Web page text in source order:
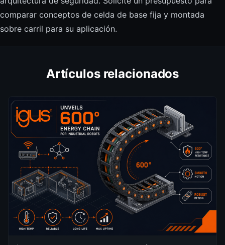
comparar conceptos de celda de base fija y montada
sobre carril para su aplicación.
Artículos relacionados